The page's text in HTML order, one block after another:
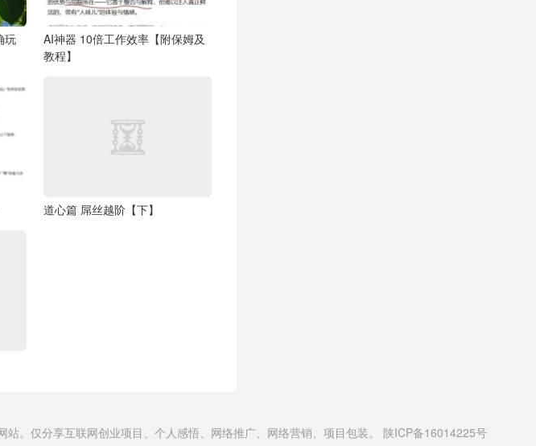
玩
AI神器 10倍工作效率【附保姆及
教程】
道心篇 屌丝越阶【下】
。仅分享互联网创业项目、个人感悟、网络推广、网络营销、项目包装。 陕ICP备16014225号